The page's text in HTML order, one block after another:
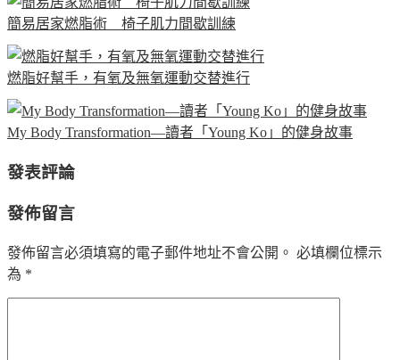
簡易居家燃脂術 椅子肌力間歇訓練
燃脂好幫手，有氧及無氧運動交替進行
My Body Transformation—讀者「Young Ko」的健身故事
發表評論
發佈留言
發佈留言必須填寫的電子郵件地址不會公開。 必填欄位標示
為 *